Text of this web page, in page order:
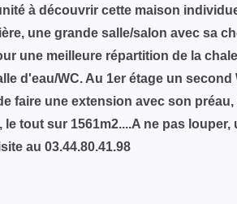
à découvrir cette maison
une grande salle/salon avec sa
une meilleure répartition de la
d'eau/WC. Au 1er étage un second
faire une extension avec son préau,
tout sur 1561m2....A ne pas louper,
au 03.44.80.41.98